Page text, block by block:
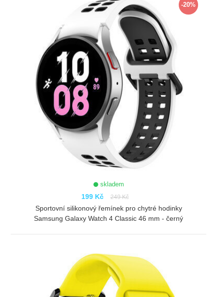
-20%
skladem
199 Kč 249 Kč
Sportovní silikonový řemínek pro chytré hodinky
Samsung Galaxy Watch 4 Classic 46 mm - černý